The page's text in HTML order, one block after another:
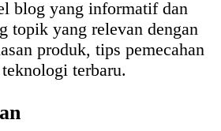
blog yang informatif dan
topik yang relevan dengan
produk, tips pemecahan
terbaru.